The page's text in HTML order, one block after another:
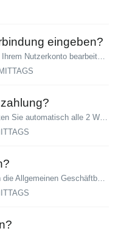
eingeben?
Sie können Ihre Bankverbindung in Ihrem Nutzerkonto bearbeiten oder hinzufügen: Tippen Sie dazu auf "Mehr" und anschließend auf "Bankverb...
Die Auszahlung Ihrer Kunden erhalten Sie automatisch alle 2 Wochen über unseren externen Zahlungsdienstleister “Stripe”. Dieser überweist die Beträge kosten...
Bargeldzahlungen verstoßen gegen die Allgemeinen Geschäftbedingungen von Helpling. Alle über die Helpling Plattform vermittelten Dienstleistungen werde...